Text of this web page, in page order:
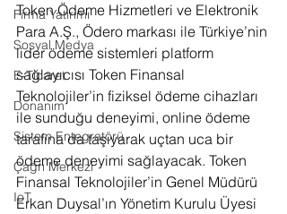
Firma Yatırımı
Sosyal Medya
E-Ticaret
Donanım
Sistem Entegratörü
Çağrı Merkezi
IoT
Token Ödeme Hizmetleri ve Elektronik
Para A.Ş., Ödero markası ile Türkiye’nin
lider ödeme sistemleri platform
sağlayıcısı Token Finansal
Teknolojiler’in fiziksel ödeme cihazları
ile sunduğu deneyimi, online ödeme
tarafına da taşıyarak uçtan uca bir
ödeme deneyimi sağlayacak. Token
Finansal Teknolojiler’in Genel Müdürü
Erkan Duysal’ın Yönetim Kurulu Üyesi